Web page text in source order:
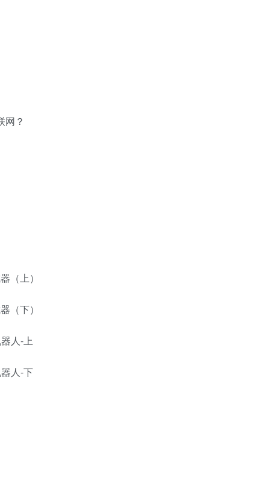
网？
（上）
（下）
人-上
人-下